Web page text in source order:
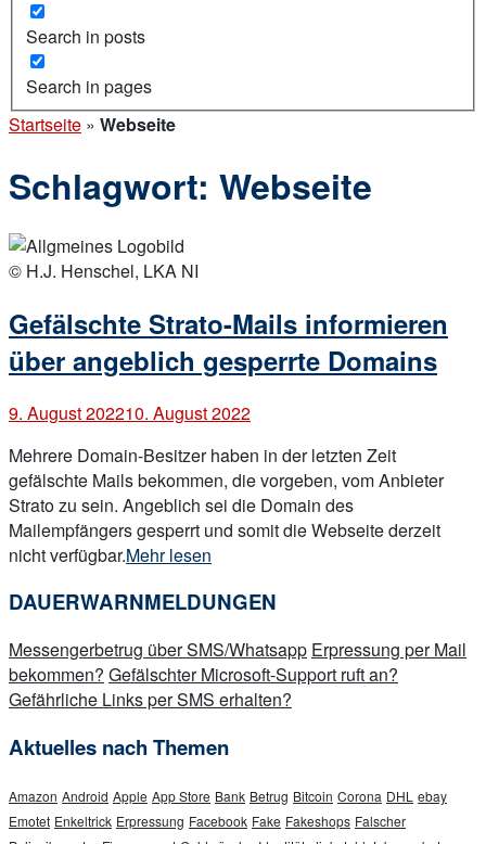
Search in posts
Search in pages
Startseite » Webseite
Schlagwort: Webseite
Open
post
© H.J. Henschel, LKA NI
Gefälschte Strato-Mails informieren
über angeblich gesperrte Domains
9. August 202210. August 2022
Mehrere Domain-Besitzer haben in der letzten Zeit
gefälschte Mails bekommen, die vorgeben, vom Anbieter
Strato zu sein. Angeblich sei die Domain des
Mailempfängers gesperrt und somit die Webseite derzeit
nicht verfügbar.„Gefälschte
Mails
über
angeblich
gesperrte
Mehr lesen
DAUERWARNMELDUNGEN
Messengerbetrug über SMS/Whatsapp Erpressung per Mail
bekommen? Gefälschter Microsoft-Support ruft an?
Gefährliche Links per SMS erhalten?
Aktuelles nach Themen
Amazon Android Apple App Store Bank Betrug Bitcoin Corona DHL ebay
Emotet Enkeltrick Erpressung Facebook Fake Fakeshops Falscher